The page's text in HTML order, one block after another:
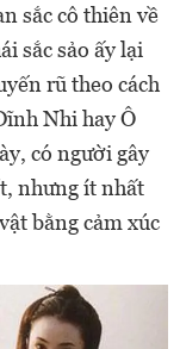
sắc cô thiên về
sắc sảo ấy lại
rũ theo cách
Nhi hay Ô
có người gây
nhưng ít nhất
bằng cảm xúc